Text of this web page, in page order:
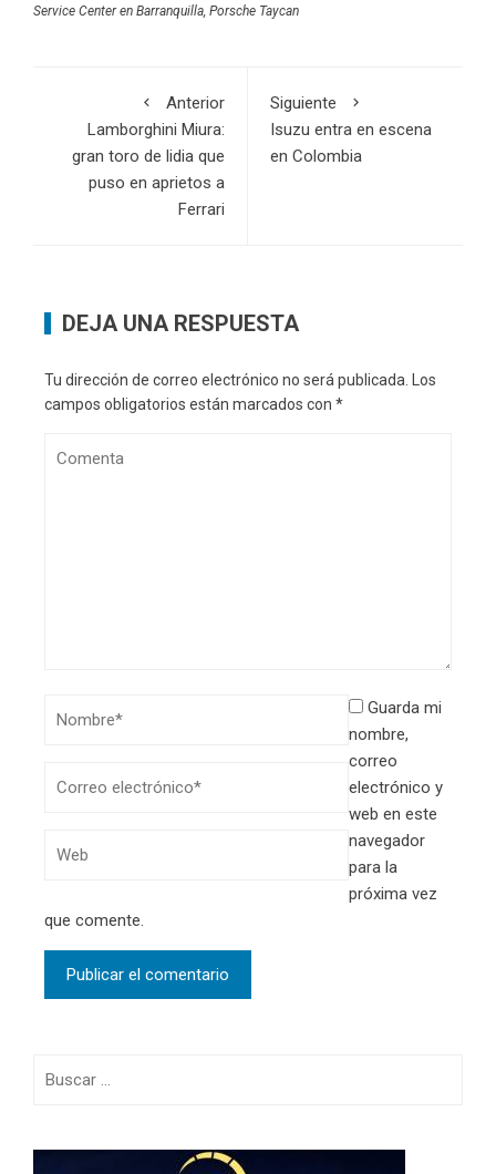
Service Center en Barranquilla, Porsche Taycan
Anterior
Lamborghini Miura:
gran toro de lidia que
puso en aprietos a
Ferrari
Siguiente
Isuzu entra en escena
en Colombia
DEJA UNA RESPUESTA
Tu dirección de correo electrónico no será publicada. Los
campos obligatorios están marcados con *
Guarda mi
nombre,
correo
electrónico y
web en este
navegador
para la
próxima vez
que comente.